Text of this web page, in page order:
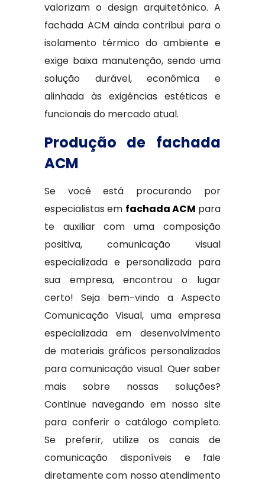
valorizam o design arquitetônico. A
fachada ACM ainda contribui para o
isolamento térmico do ambiente e
exige baixa manutenção, sendo uma
solução durável, econômica e
alinhada às exigências estéticas e
funcionais do mercado atual.
Produção de fachada
ACM
Se você está procurando por
especialistas em fachada ACM para
te auxiliar com uma composição
positiva, comunicação visual
especializada e personalizada para
sua empresa, encontrou o lugar
certo! Seja bem-vindo a Aspecto
Comunicação Visual, uma empresa
especializada em desenvolvimento
de materiais gráficos personalizados
para comunicação visual. Quer saber
mais sobre nossas soluções?
Continue navegando em nosso site
para conferir o catálogo completo.
Se preferir, utilize os canais de
comunicação disponíveis e fale
diretamente com nosso atendimento